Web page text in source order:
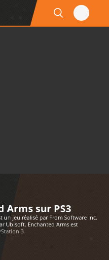
Arms sur PS3
un jeu réalisé par From Software Inc.
Ubisoft. Enchanted Arms est
3